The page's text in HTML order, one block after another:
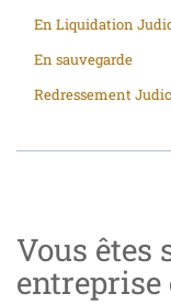
En Liquidation
En sauvegarde
Redressement
Vous êtes